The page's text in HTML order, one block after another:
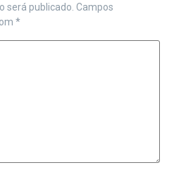
será publicado. Campos
*